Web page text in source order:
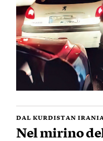
DAL KURDISTAN
Nel mirino